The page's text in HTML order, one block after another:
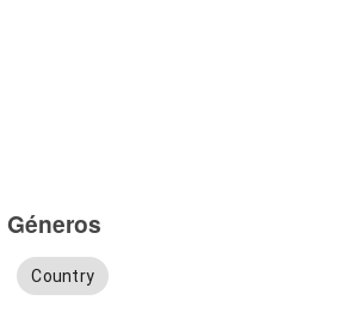
Géneros
Country